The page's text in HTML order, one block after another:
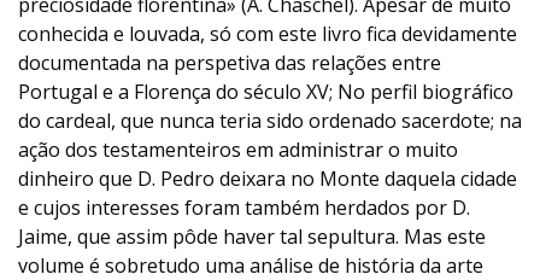
conhecida e louvada, só com este livro fica devidamente
documentada na perspetiva das relações entre
Portugal e a Florença do século XV; No perfil biográfico
do cardeal, que nunca teria sido ordenado sacerdote; na
ação dos testamenteiros em administrar o muito
dinheiro que D. Pedro deixara no Monte daquela cidade
e cujos interesses foram também herdados por D.
Jaime, que assim pôde haver tal sepultura. Mas este
volume é sobretudo uma análise de história da arte